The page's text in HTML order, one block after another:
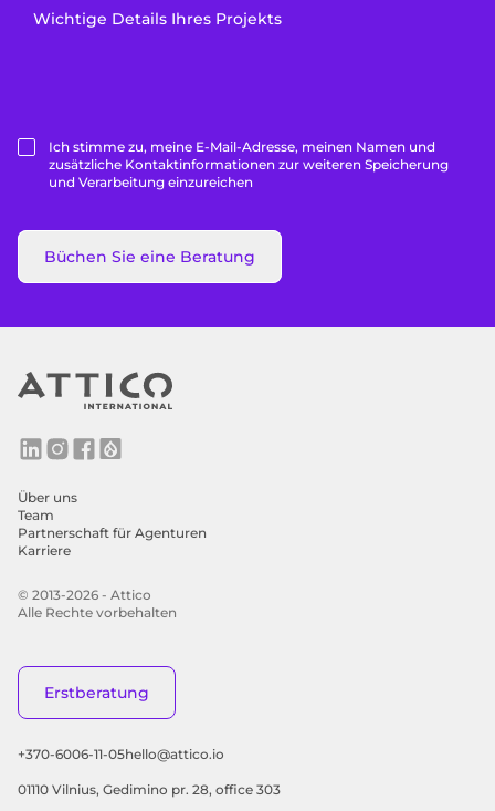
Wichtige Details Ihres Projekts
Ich stimme zu, meine E-Mail-Adresse, meinen Namen und
zusätzliche Kontaktinformationen zur weiteren Speicherung
und Verarbeitung einzureichen
Über uns
Team
Partnerschaft für Agenturen
Karriere
© 2013-2026 - Attico
Alle Rechte vorbehalten
Erstberatung
+370-6006-11-05hello@attico.io
01110 Vilnius, Gedimino pr. 28, office 303